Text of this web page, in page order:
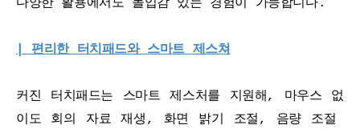
다양한 활용에서도 몰입감 있는 경험이 가능합니다.
편리한 터치패드와 스마트 제스쳐
커진 터치패드는 스마트 제스처를 지원해, 마우스 없
이도 회의 자료 재생, 화면 밝기 조절, 음량 조절